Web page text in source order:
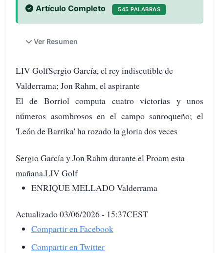
Artículo Completo 545 PALABRAS
Ver Resumen
LIV GolfSergio García, el rey indiscutible de
Valderrama; Jon Rahm, el aspirante
El de Borriol computa cuatro victorias y unos
números asombrosos en el campo sanroqueño; el
'León de Barrika' ha rozado la gloria dos veces
Sergio García y Jon Rahm durante el Proam esta
mañana.LIV Golf
ENRIQUE MELLADO Valderrama
Actualizado 03/06/2026 - 15:37CEST
Compartir en Facebook
Compartir en Twitter